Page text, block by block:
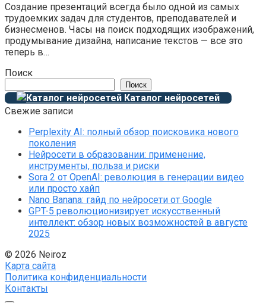
Создание презентаций всегда было одной из самых
трудоемких задач для студентов, преподавателей и
бизнесменов. Часы на поиск подходящих изображений,
продумывание дизайна, написание текстов — все это
теперь в…
Поиск
Поиск
Каталог нейросетей
Свежие записи
Perplexity AI: полный обзор поисковика нового
поколения
Нейросети в образовании: применение,
инструменты, польза и риски
Sora 2 от OpenAI: революция в генерации видео
или просто хайп
Nano Banana: гайд по нейросети от Google
GPT-5 революционизирует искусственный
интеллект: обзор новых возможностей в августе
2025
© 2026 Neiroz
Карта сайта
Политика конфиденциальности
Контакты